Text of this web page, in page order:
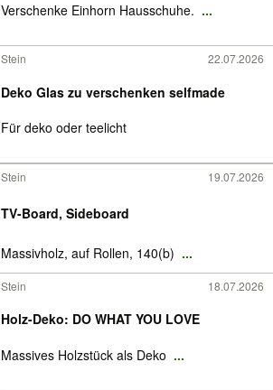
Verschenke Einhorn Hausschuhe. ...
Stein 22.07.2026
Deko Glas zu verschenken selfmade
Für deko oder teelicht
Stein 19.07.2026
TV-Board, Sideboard
Massivholz, auf Rollen, 140(b) ...
Stein 18.07.2026
Holz-Deko: DO WHAT YOU LOVE
Massives Holzstück als Deko ...